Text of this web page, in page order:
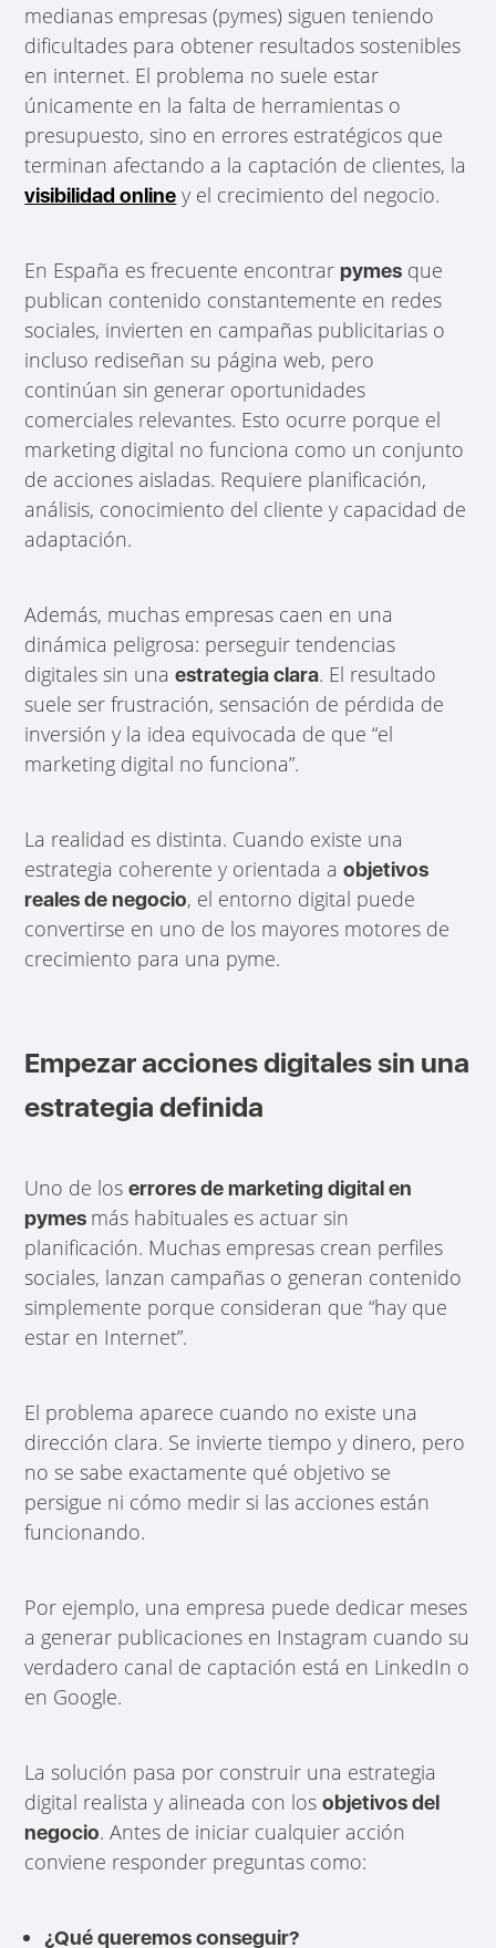
medianas empresas (pymes) siguen teniendo
dificultades para obtener resultados sostenibles
en internet. El problema no suele estar
únicamente en la falta de herramientas o
presupuesto, sino en errores estratégicos que
terminan afectando a la captación de clientes, la
visibilidad online y el crecimiento del negocio.
En España es frecuente encontrarpymes que
publican contenido constantemente en redes
sociales, invierten en campañas publicitarias o
incluso rediseñan su página web, pero
continúan sin generar oportunidades
comerciales relevantes. Esto ocurre porque el
marketing digital no funciona como un conjunto
de acciones aisladas. Requiere planificación,
análisis, conocimiento del cliente y capacidad de
adaptación.
Además, muchas empresas caen en una
dinámica peligrosa: perseguir tendencias
digitales sin unaestrategia clara. El resultado
suele ser frustración, sensación de pérdida de
inversión y la idea equivocada de que “el
marketing digital no funciona”.
La realidad es distinta. Cuando existe una
estrategia coherente y orientada aobjetivos
reales de negocio, el entorno digital puede
convertirse en uno de los mayores motores de
crecimiento para una pyme.
Empezar acciones digitales sin una
estrategia definida
Uno de loserrores de marketing digital en
pymes más habituales es actuar sin
planificación. Muchas empresas crean perfiles
sociales, lanzan campañas o generan contenido
simplemente porque consideran que “hay que
estar en Internet”.
El problema aparece cuando no existe una
dirección clara. Se invierte tiempo y dinero, pero
no se sabe exactamente qué objetivo se
persigue ni cómo medir si las acciones están
funcionando.
Por ejemplo, una empresa puede dedicar meses
a generar publicaciones en Instagram cuando su
verdadero canal de captación está en LinkedIn o
en Google.
La solución pasa por construir una estrategia
digital realista y alineada con losobjetivos del
negocio. Antes de iniciar cualquier acción
conviene responder preguntas como:
¿Qué queremos conseguir?